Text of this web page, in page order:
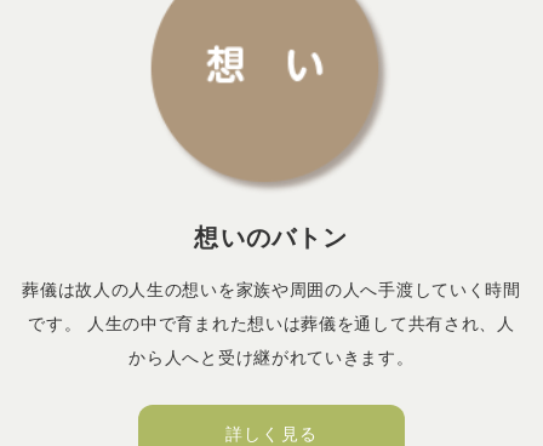
想いのバトン
葬儀は故人の人生の想いを家族や周囲の人へ手渡していく時間
です。 人生の中で育まれた想いは葬儀を通して共有され、人
から人へと受け継がれていきます。
詳しく見る